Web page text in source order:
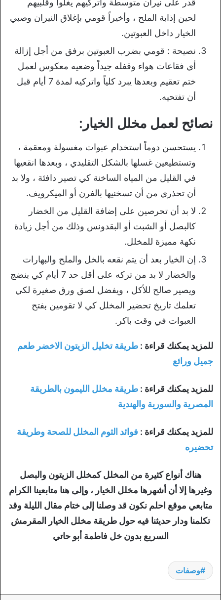
قدر على نيران متوسطة واتركيهم يغلوا وقلبيهم
لحين إذابة الملح ، وأخيراً قومي بإغلاق النيران وصبي
الخيار داخل العبوتين.
نصيحة : قومي بضرب العبوتين برفق من أجل إزالة
أي فقاعات هواء وقفله جيداً وضعيه معكوس لعمل
ختم تعقيم وبعدها يبرد كلياً واتركيه لمدة 7 أيام قبل
أن تفتحيه.
نصائح لعمل مخلل الخيار:
يستحسن دوماً استخدام عبوات مغسولة ومعقمة ،
وتستطيعين غسلها بالشكل التقليدي ، وبعدها انقعيها
في القليل من المياه الساخنة كي تصير دافئة ، ولا بد
أن تحذري من أن تسخنيها بالفرن أو الميكرويف.
لا بد أن تحرصين على إضافة القليل من الخضار
كالبصل أو الشبت أو البقدونس وذلك من أجل زيادة
نكهة مميزة للمخلل.
إن الخيار بعد أن يتم نقعه بالخل والملح والبهارات
والخضار لا بد من تركه على أقل حد 7 أيام كي ينضج
ويصير صالح للأكل ، ويفضل لصق ورق صغيرة لكي
تعلمك تاريخ تحضير المخلل كي لا تقومين بفتح
العبوات في وقت باكر.
للمزيد يمكنك قراءة : طريقة تخليل الزيتون الاخضر طعم
جميل ورائع
للمزيد يمكنك قراءة : طريقة مخلل الليمون بالطريقة
المصرية والسورية والهندية
للمزيد يمكنك قراءة : فوائد الثوم المخلل للصحة وطريقة
تحضيره
هناك أنواع كثيرة من المخلل كمخلل الزيتون والبصل
وغيرها إلا أن أشهرها مخلل الخيار ، وإلى هنا متابعينا الكرام
متابعي موقع احلم نكون قد وصلنا إلى ختام مقال الليلة وقد
تكلمنا ودار حديثنا فيه حول طريقة مخلل الخيار المقرمش
السريع بدون خل فاطمة أبو حاتي
وصفات